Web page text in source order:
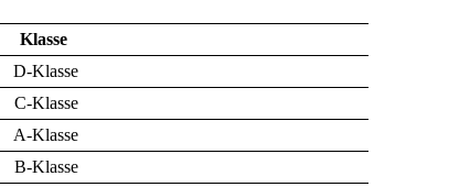
Klasse
D-Klasse
C-Klasse
A-Klasse
B-Klasse